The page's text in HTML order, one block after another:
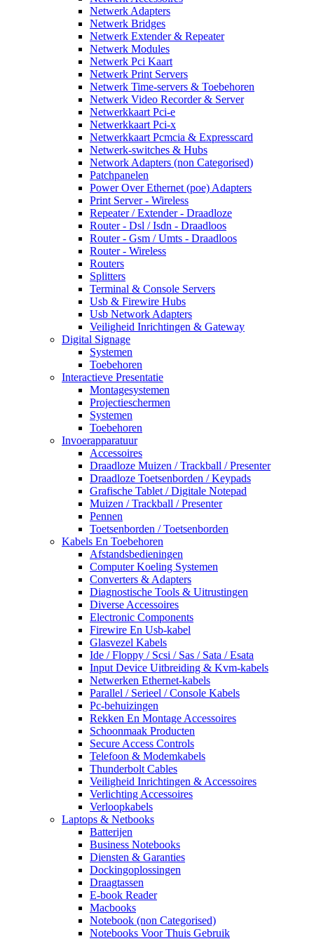
Netwerk Adapters
Netwerk Bridges
Netwerk Extender & Repeater
Netwerk Modules
Netwerk Pci Kaart
Netwerk Print Servers
Netwerk Time-servers & Toebehoren
Netwerk Video Recorder & Server
Netwerkkaart Pci-e
Netwerkkaart Pci-x
Netwerkkaart Pcmcia & Expresscard
Netwerk-switches & Hubs
Network Adapters (non Categorised)
Patchpanelen
Power Over Ethernet (poe) Adapters
Print Server - Wireless
Repeater / Extender - Draadloze
Router - Dsl / Isdn - Draadloos
Router - Gsm / Umts - Draadloos
Router - Wireless
Routers
Splitters
Terminal & Console Servers
Usb & Firewire Hubs
Usb Network Adapters
Veiligheid Inrichtingen & Gateway
Digital Signage
Systemen
Toebehoren
Interactieve Presentatie
Montagesystemen
Projectieschermen
Systemen
Toebehoren
Invoerapparatuur
Accessoires
Draadloze Muizen / Trackball / Presenter
Draadloze Toetsenborden / Keypads
Grafische Tablet / Digitale Notepad
Muizen / Trackball / Presenter
Pennen
Toetsenborden / Toetsenborden
Kabels En Toebehoren
Afstandsbedieningen
Computer Koeling Systemen
Converters & Adapters
Diagnostische Tools & Uitrustingen
Diverse Accessoires
Electronic Components
Firewire En Usb-kabel
Glasvezel Kabels
Ide / Floppy / Scsi / Sas / Sata / Esata
Input Device Uitbreiding & Kvm-kabels
Netwerken Ethernet-kabels
Parallel / Serieel / Console Kabels
Pc-behuizingen
Rekken En Montage Accessoires
Schoonmaak Producten
Secure Access Controls
Telefoon & Modemkabels
Thunderbolt Cables
Veiligheid Inrichtingen & Accessoires
Verlichting Accessoires
Verloopkabels
Laptops & Netbooks
Batterijen
Business Notebooks
Diensten & Garanties
Dockingoplossingen
Draagtassen
E-book Reader
Macbooks
Notebook (non Categorised)
Notebooks Voor Thuis Gebruik